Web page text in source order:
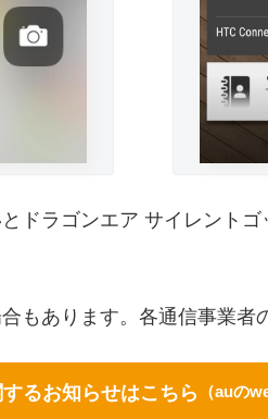
ドラゴンエア サイレント
もあります。各通信事業者
るお知らせはこちら （auの